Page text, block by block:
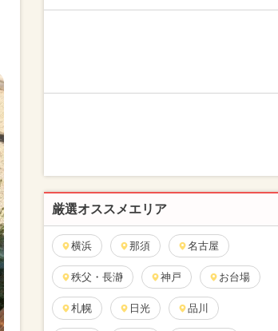
厳選オススメエリア
横浜 那須 名古屋
秩父・長瀞 神戸 お台場
札幌 日光 品川